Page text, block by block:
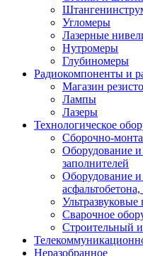
Угломеры
Лазерные
Нутромеры
Глубиномеры
Радиокомпоненты и
Магазин
Лампы
Лазеры
Технологическое
Сборочно-
Оборудование
заполнителей
Оборудование и
Сварочное
Строительный
Неразобранное